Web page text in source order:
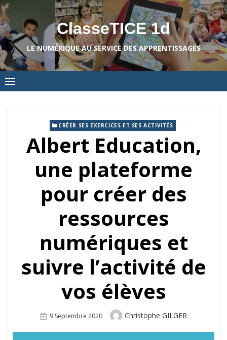
Skip
to
content
ClasseTICE 1d
LE NUMÉRIQUE AU SERVICE DES APPRENTISSAGES
CRÉER SES EXERCICES ET SES ACTIVITÉS
Albert Education,
une plateforme
pour créer des
ressources
numériques et
suivre l’activité de
vos élèves
Posted
9 Septembre 2020 Author
Christophe GILGER